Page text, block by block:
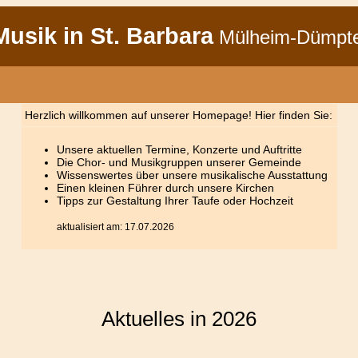
in St. BarbaraMülheim-
Herzlich willkommen auf unserer Homepage! Hier finden Sie:
Unsere aktuellen Termine, Konzerte und Auftritte
Die Chor- und Musikgruppen unserer Gemeinde
Wissenswertes über unsere musikalische Ausstattung
Einen kleinen Führer durch unsere Kirchen
Tipps zur Gestaltung Ihrer Taufe oder Hochzeit
aktualisiert am: 17.07.2026
Aktuelles in 2026